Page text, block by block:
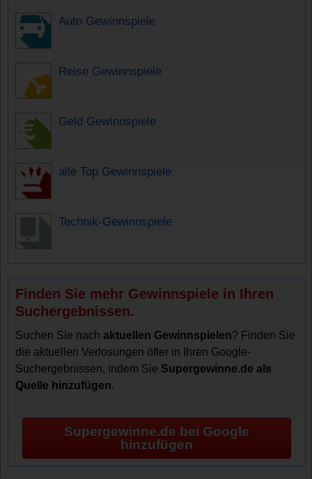
Auto Gewinnspiele
Reise Gewinnspiele
Geld Gewinnspiele
alle Top Gewinnspiele
Technik-Gewinnspiele
Finden Sie mehr Gewinnspiele in Ihren
Suchergebnissen.
Suchen Sie nachaktuellen Gewinnspielen? Finden Sie
die aktuellen Verlosungen öfter in Ihren Google-
Suchergebnissen, indem Sie Supergewinne.de als
Quelle hinzufügen.
Supergewinne.de bei Google
hinzufügen